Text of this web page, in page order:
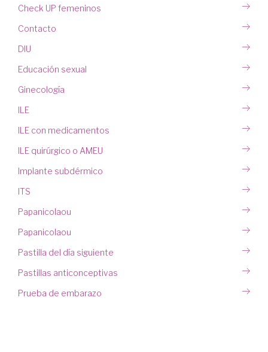
Check UP femeninos
Contacto
DIU
Educación sexual
Ginecología
ILE
ILE con medicamentos
ILE quirúrgico o AMEU
Implante subdérmico
ITS
Papanicolaou
Papanicolaou
Pastilla del día siguiente
Pastillas anticonceptivas
Prueba de embarazo